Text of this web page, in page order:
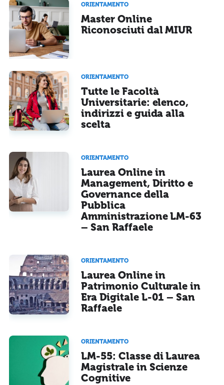
Ho letto e acconsento l'informativasulla privacy
Acconsento all'uso dei miei dati da parte di terzi per finalità di
marketing diretto con modalità automatizzate o tradizionali
CONFERMA E PUBBLICA
ORIENTAMENTO
Master Online
Riconosciuti dal MIUR
ORIENTAMENTO
Tutte le Facoltà
Universitarie: elenco,
indirizzi e guida alla
scelta
ORIENTAMENTO
Laurea Online in
Management, Diritto e
Governance della
Pubblica
Amministrazione LM-63
– San Raffaele
ORIENTAMENTO
Laurea Online in
Patrimonio Culturale in
Era Digitale L-01 – San
Raffaele
ORIENTAMENTO
LM-55: Classe di Laurea
Magistrale in Scienze
Cognitive